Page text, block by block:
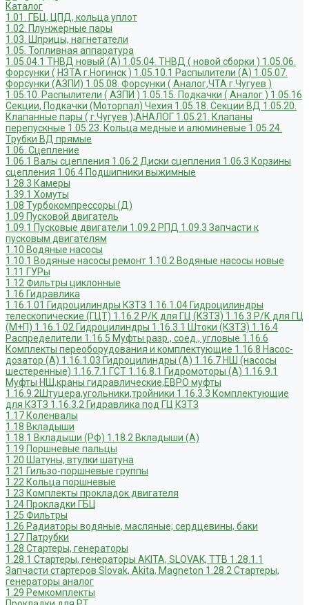
Каталог
1.01. ГБЦ, ЦПД, кольца уплот
1.02. Плунжерные пары
1.03. Шприцы, нагнетатели
1.05. Топливная аппаратура
1.05.04.1 ТНВД новый (А) 1.05.04. ТНВД ( новой сборки ) 1.05.06.
Форсунки ( НЗТА г.Ногинск ) 1.05.10.1 Распылители (А) 1.05.07.
Форсунки (АЗПИ) 1.05.08. Форсунки ( Аналог,ЧТА г.Чугуев )
1.05.10. Распылители ( АЗПИ ) 1.05.15. Подкачки ( Аналог ) 1.05.16
Секции, Подкачки (Моторпал) Чехия 1.05.18. Секции ВД 1.05.20.
Клапанные пары ( г.Чугуев );АНАЛОГ 1.05.21. Клапаны
перепускные 1.05.23. Кольца медные и алюминевые 1.05.24.
Трубки ВД прямые
1.06. Сцепление
1.06.1 Валы сцепления 1.06.2 Диски сцепления 1.06.3 Корзины
сцепления 1.06.4 Подшипники выжимные
1.28.3 Камеры
1.39.1 Хомуты
1.08 Турбокомпрессоры (Д)
1.09 Пусковой двигатель
1.09.1 Пусковые двигатели 1.09.2 РПД 1.09.3 Запчасти к
пусковым двигателям
1.10 Водяные насосы
1.10.1 Водяные насосы ремонт 1.10.2 Водяные насосы новые
1.11 ГУРы
1.12 Фильтры циклонные
1.16 Гидравлика
1.16.1.01 Гидроцилиндры КЗТЗ 1.16.1.04 Гидроцилиндры
телескопические (ГЦТ) 1.16.2 Р/К для ГЦ (КЗТЗ) 1.16.3 Р/К для ГЦ
(М+П) 1.16.1.02 Гидроцилиндры 1.16.3.1 Штоки (КЗТЗ) 1.16.4
Распределители 1.16.5 Муфты разр., соед., угловые 1.16.6
Комплекты переоборудования и комплектующие 1.16.8 Насос-
дозатор (А) 1.16.1.03 Гидроцилиндры (А) 1.16.7 НШ (насосы
шестеренные) 1.16.7.1 ГСТ 1.16.8.1 Гидромоторы (А) 1.16.9.1
Муфты НШ,краны гидравлические,ЕВРО муфты
1.16.9.2Штуцера,угольники,тройники 1.16.3.3 Комплектующие
для КЗТЗ 1.16.3.2 Гидравлика под ГЦ КЗТЗ
1.17 Коленвалы
1.18 Вкладыши
1.18.1 Вкладыши (РФ) 1.18.2 Вкладыши (А)
1.19 Поршневые пальцы
1.20 Шатуны, втулки шатуна
1.21 Гильзо-поршневые группы
1.22 Кольца поршневые
1.23 Комплекты прокладок двигателя
1.24 Прокладки ГБЦ
1.25 Фильтры
1.26 Радиаторы водяные, масляные; сердцевины, баки
1.27 Патрубки
1.28 Стартеры, генераторы
1.28.1 Стартеры, генераторы AKITA, SLOVAK, ТТВ 1.28.1.1
Запчасти стартеров Slovak, Akita, Magneton 1.28.2 Стартеры,
генераторы аналог
1.29 Ремкомплекты